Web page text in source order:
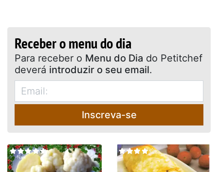
Receber o menu do dia
Para receber o Menu do Dia do Petitchef
deverá introduzir o seu email.
Inscreva-se